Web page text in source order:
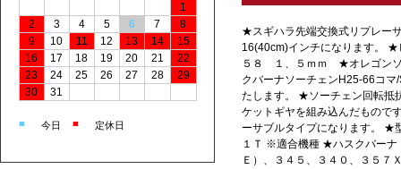
★スギハラ先端交換式リプレー
16(40cm)インチになります
５８ １、５ｍｍ ★オレゴンソ
クバーナソーチェンH25-66コ
たします。 ★ソーチェン回転抵
ケットギヤを組み込んだもので
ーサブルタイプになります。
１Ｔ ※適合機種 ★ハスクバー
Ｅ）、３４５、３４０、３５７
1
2
3 4 5 6 7
8
9
10 11 12 13 14
15
16
17 18 19 20 21
22
23
24 25 26 27 28
29
30
31
■ 今日 ■ 定休日